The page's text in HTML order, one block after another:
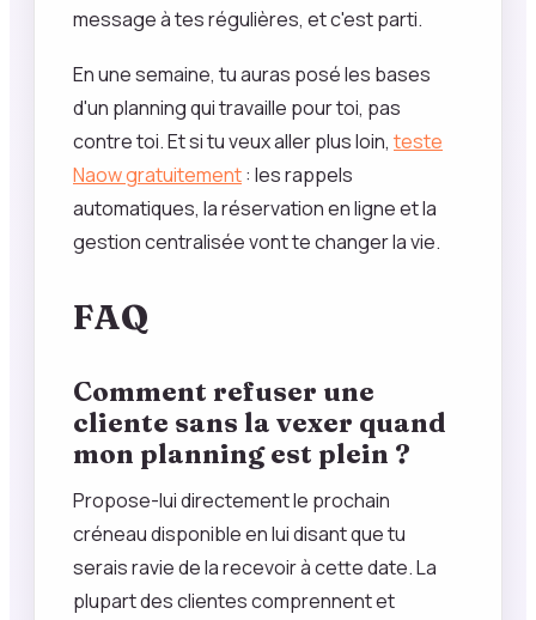
message à tes régulières, et c'est parti.
En une semaine, tu auras posé les bases
d'un planning qui travaille pour toi, pas
contre toi. Et si tu veux aller plus loin, teste
Naow gratuitement: les rappels
automatiques, la réservation en ligne et la
gestion centralisée vont te changer la vie.
FAQ
Comment refuser une
cliente sans la vexer quand
mon planning est plein ?
Propose-lui directement le prochain
créneau disponible en lui disant que tu
serais ravie de la recevoir à cette date. La
plupart des clientes comprennent et